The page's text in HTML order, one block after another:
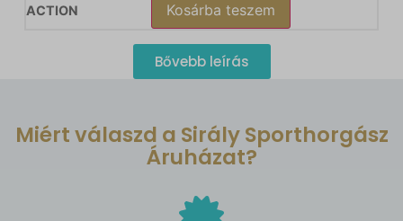
Kosárba teszem
Bővebb leírás
Miért válaszd a Sirály Sporthorgász
Áruházat?